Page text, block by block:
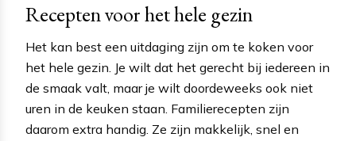
Recepten voor het hele gezin
Het kan best een uitdaging zijn om te koken voor
het hele gezin. Je wilt dat het gerecht bij iedereen in
de smaak valt, maar je wilt doordeweeks ook niet
uren in de keuken staan. Familierecepten zijn
daarom extra handig. Ze zijn makkelijk, snel en